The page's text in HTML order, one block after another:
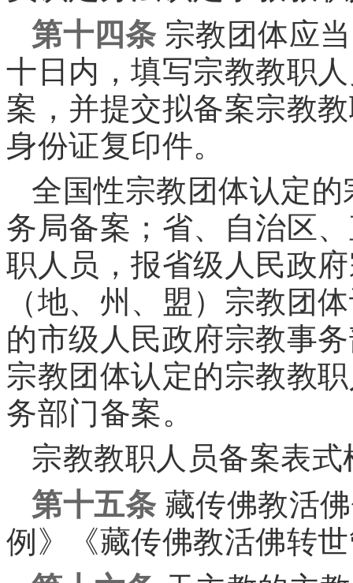
第十四条宗教团体应
十日内，填写宗教教职
案，并提交拟备案宗教
身份证复印件。
全国性宗教团体认定
务局备案；省、自治区
职人员，报省级人民政
（地、州、盟）宗教团
的市级人民政府宗教事
宗教团体认定的宗教教
务部门备案。
宗教教职人员备案表
第十五条藏传佛教活
例》《藏传佛教活佛转